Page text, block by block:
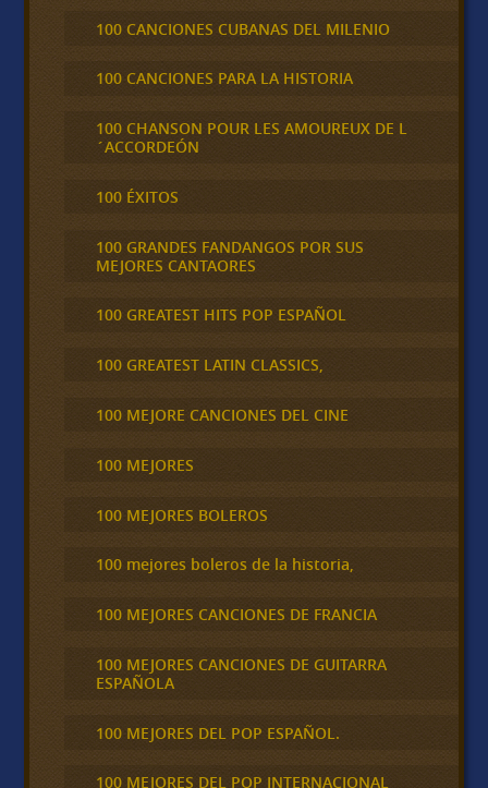
100 CANCIONES CUBANAS DEL MILENIO
100 CANCIONES PARA LA HISTORIA
100 CHANSON POUR LES AMOUREUX DE L
´ACCORDEÓN
100 ÉXITOS
100 GRANDES FANDANGOS POR SUS
MEJORES CANTAORES
100 GREATEST HITS POP ESPAÑOL
100 GREATEST LATIN CLASSICS,
100 MEJORE CANCIONES DEL CINE
100 MEJORES
100 MEJORES BOLEROS
100 mejores boleros de la historia,
100 MEJORES CANCIONES DE FRANCIA
100 MEJORES CANCIONES DE GUITARRA
ESPAÑOLA
100 MEJORES DEL POP ESPAÑOL.
100 MEJORES DEL POP INTERNACIONAL